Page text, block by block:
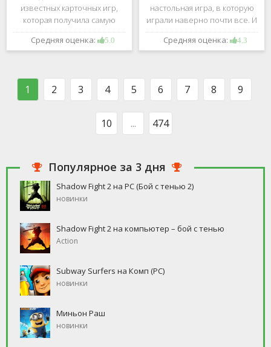
известных карточных игр,
которая получила самую
большую известность среди
всех людей всех возрастных
такого человека, который бы
Средняя оценка: 5.0
настольная игра, в которую
играли наверно почти все. И
это не странно. Эта игра
имеет не сложные правила и
свободное время, но
Средняя оценка: 4.3
1 2 3 4 5 6 7 8 9
10 ... 474
Популярное за 3 дня
Shadow Fight 2 на PC (Бой с тенью 2)
новинки
Shadow Fight 2 на компьютер – бой с тенью
Action
Subway Surfers на Комп (PC)
новинки
Миньон Раш
новинки